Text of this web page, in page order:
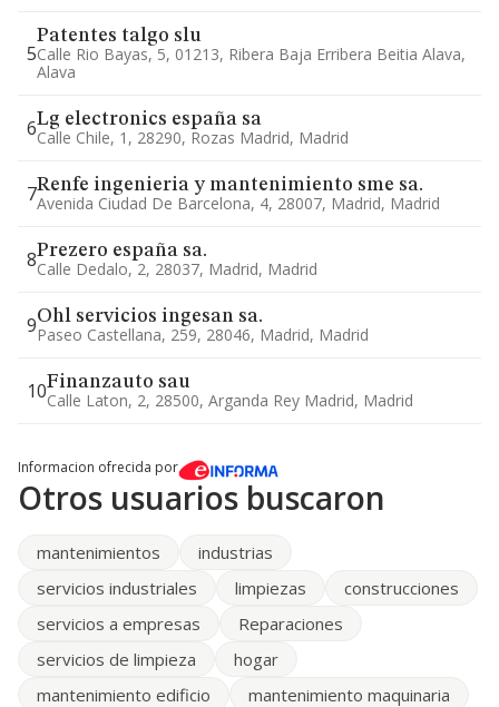
5
Patentes talgo slu
Calle Rio Bayas, 5, 01213, Ribera Baja Erribera Beitia Alava,
Alava
6Lg electronics españa sa
Calle Chile, 1, 28290, Rozas Madrid, Madrid
7Renfe ingenieria y mantenimiento sme sa.
Avenida Ciudad De Barcelona, 4, 28007, Madrid, Madrid
8Prezero españa sa.
Calle Dedalo, 2, 28037, Madrid, Madrid
9Ohl servicios ingesan sa.
Paseo Castellana, 259, 28046, Madrid, Madrid
10Finanzauto sau
Calle Laton, 2, 28500, Arganda Rey Madrid, Madrid
Informacion ofrecida por
Otros usuarios buscaron
mantenimientos
industrias
servicios industriales
limpiezas
construcciones
servicios a empresas
Reparaciones
servicios de limpieza
hogar
mantenimiento edificio
mantenimiento maquinaria